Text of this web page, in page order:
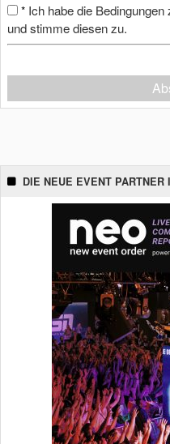
* Ich habe die
und stimme diesen zu.
DIE NEUE EVENT PARTNER